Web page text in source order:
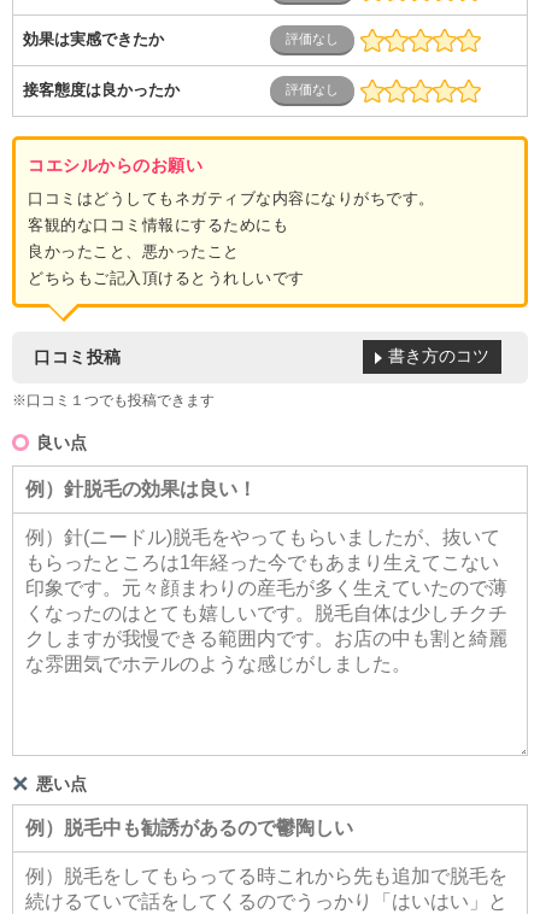
効果は実感できたか
接客態度は良かったか
コエシルからのお願い
口コミはどうしてもネガティブな内容になりがちです。
客観的な口コミ情報にするためにも
良かったこと、悪かったこと
どちらもご記入頂けるとうれしいです
口コミ投稿
※口コミ１つでも投稿できます
書き方のコツ
良い点
悪い点